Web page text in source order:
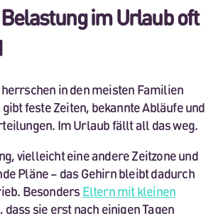
im Urlaub oft
in den meisten Familien
feste Zeiten, bekannte Abläufe und
Im Urlaub fällt all das weg.
vielleicht eine andere Zeitzone und
Pläne – das Gehirn bleibt dadurch
BesondersEltern mit kleinen
, dass sie erst nach einigen Tagen